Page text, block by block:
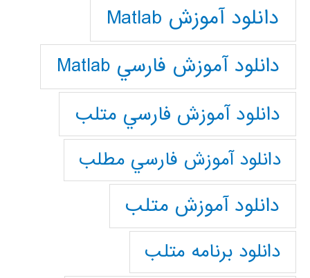
دانلود آموزش Matlab
دانلود آموزش فارسي Matlab
دانلود آموزش فارسي متلب
دانلود آموزش فارسي مطلب
دانلود آموزش متلب
دانلود برنامه متلب